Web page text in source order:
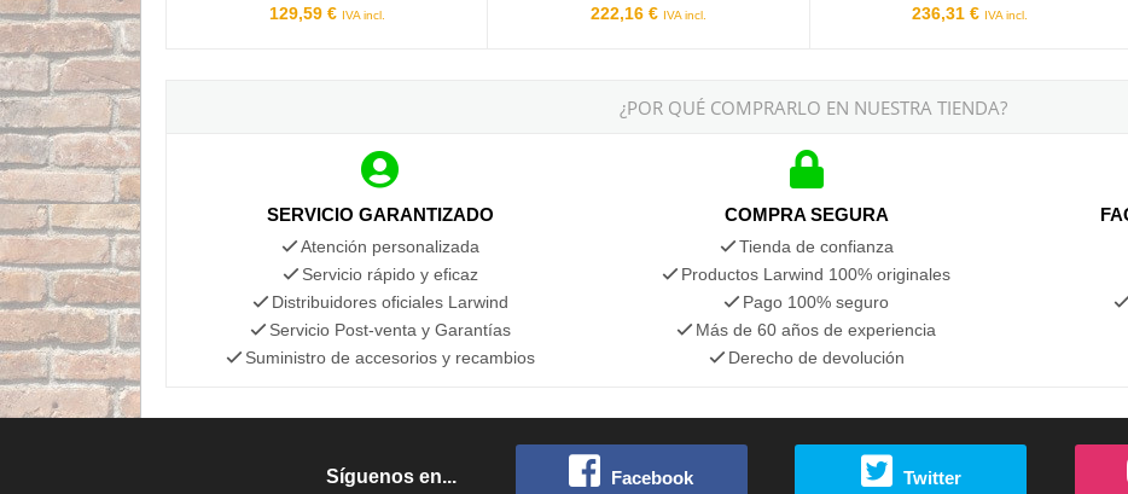
129,59 € IVA incl. 222,16 € IVA incl. 236,31 € IVA incl.
¿POR QUÉ COMPRARLO EN NUESTRA TIENDA?
SERVICIO GARANTIZADO
Atención personalizada
Servicio rápido y eficaz
Distribuidores oficiales Larwind
Servicio Post-venta y Garantías
Suministro de accesorios y recambios
COMPRA SEGURA
Tienda de confianza
Productos Larwind 100% originales
Pago 100% seguro
Más de 60 años de experiencia
Derecho de devolución
Síguenos en... Facebook Twitter